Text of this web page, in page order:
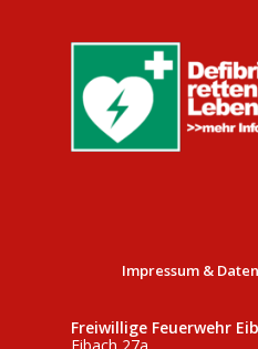
Impressum &
Freiwillige Feuerwehr